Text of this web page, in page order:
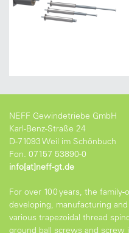
NEFF Gewindetriebe GmbH
Karl-Benz-Straße 24
D-71093 Weil im Schönbuch
Fon. 07157 53890-0
info[at]neff-gt.de
For over 100 years, the
developing, manufacturing
various trapezoidal thread
ground ball screws and